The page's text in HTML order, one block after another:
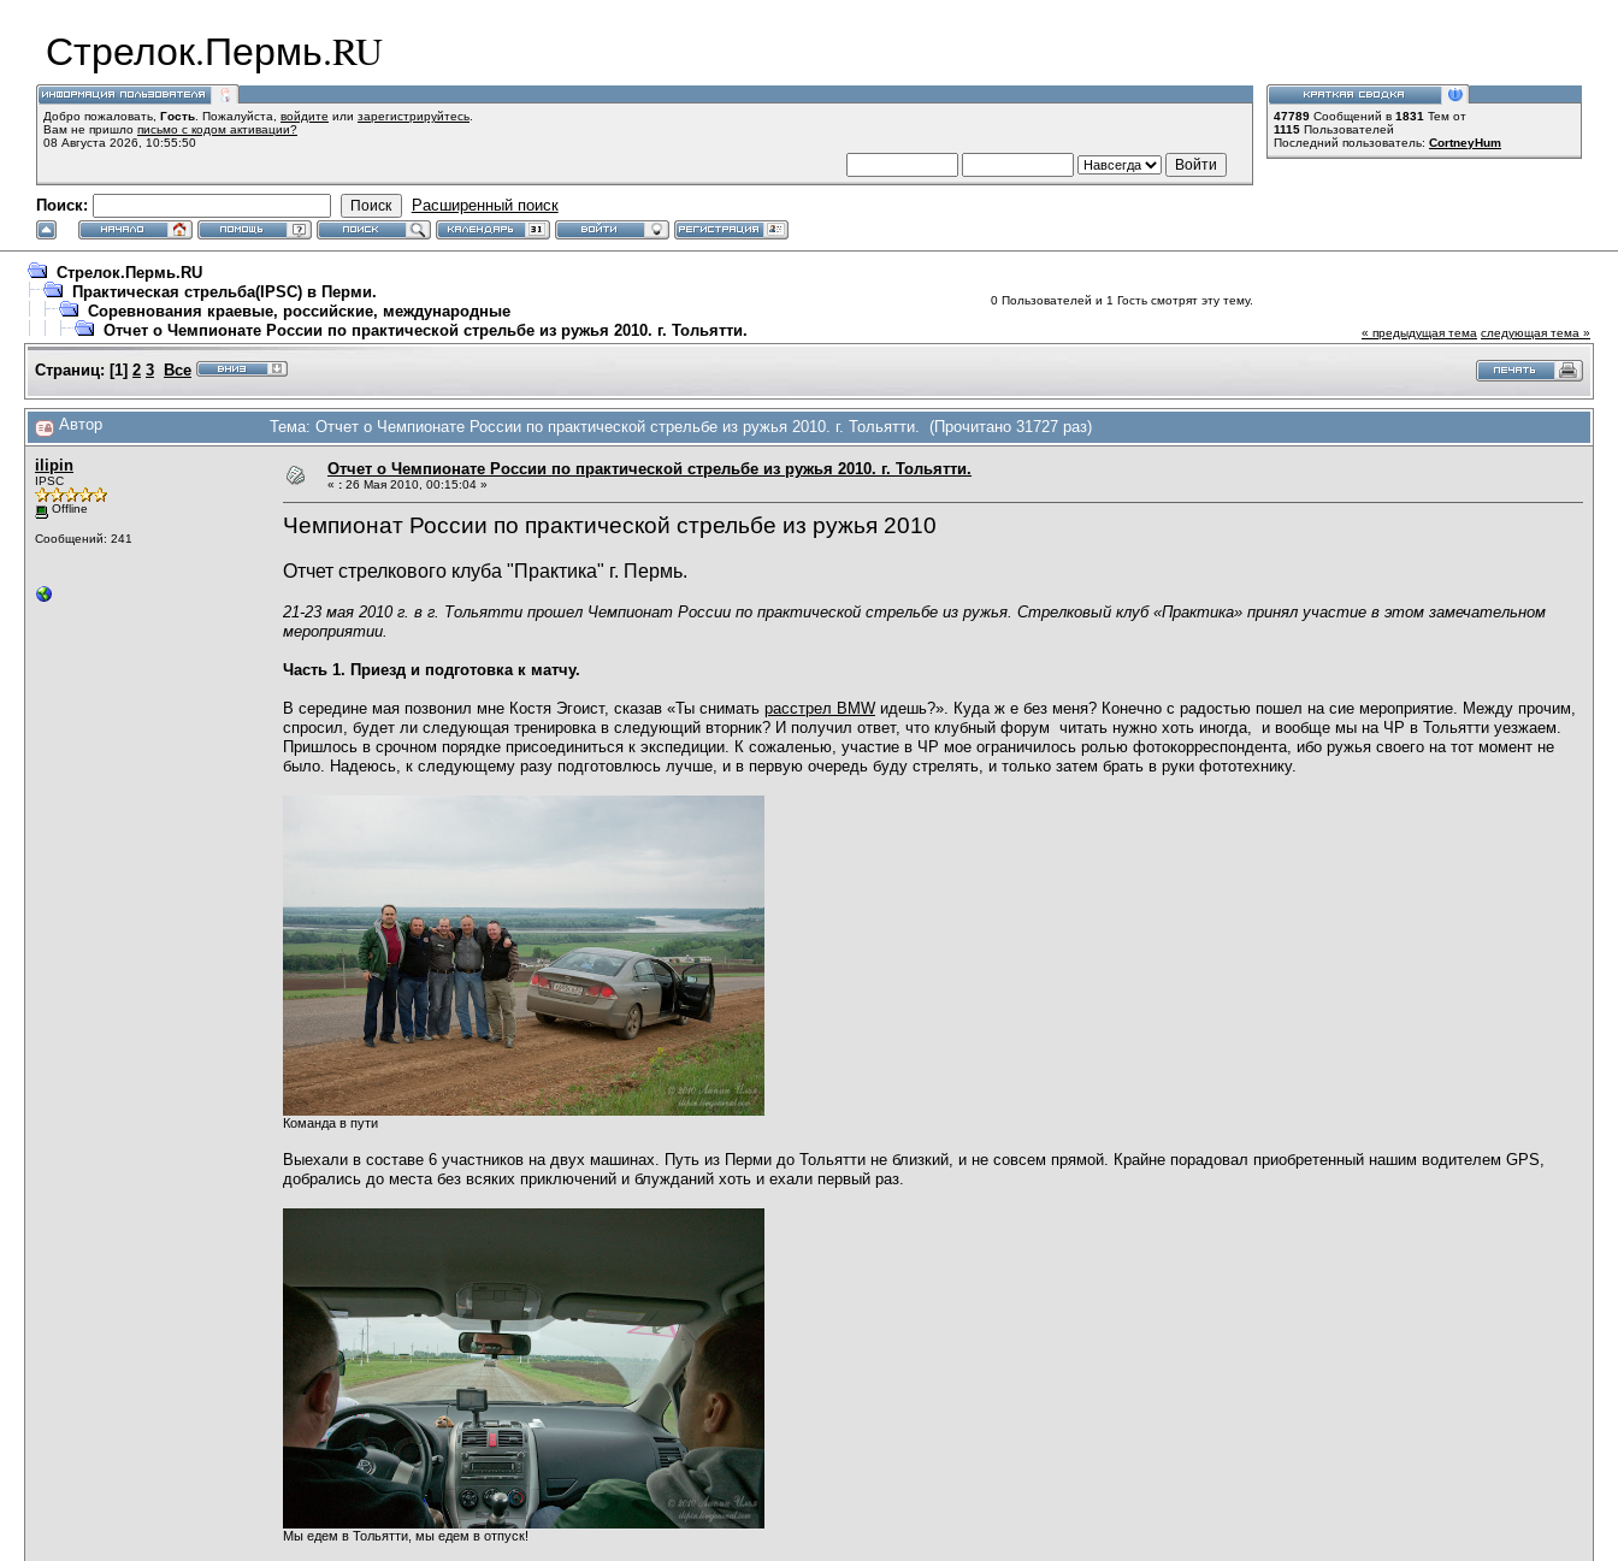
Стрелок.Пермь.RU
Добро пожаловать, Гость . Пожалуйста, войдите или зарегистрируйтесь
Вам не пришло письмо с кодом активации?
08 Августа 2026, 10:55:50
Поиск: Расширенный поиск
47789 Сообщений в 1831 Тем от
1115 Пользователей
Последний пользователь: CortneyHum
Стрелок.Пермь.RU
Практическая стрельба(IPSC) в Перми.
Соревнования краевые, российские, международные
Отчет о Чемпионате России по практической стрельбе из ружья 2010. г. Тольятти.
0 Пользователей и 1 Гость смотрят эту тему.
« предыдущая тема следующая тема »
Страниц: [1] 2 3 Все
Автор Тема: Отчет о Чемпионате России по практической стрельбе из ружья 2010. г. Тольятти. (Прочитано 31727 раз)
ilipin
IPSC
Offline
Сообщений: 241
Отчет о Чемпионате России по практической стрельбе из ружья 2010. г. Тольятти.
« : 26 Мая 2010, 00:15:04 »
Чемпионат России по практической стрельбе из ружья 2010
Отчет стрелкового клуба "Практика" г. Пермь.
21-23 мая 2010 г. в г. Тольятти прошел Чемпионат России по практической стрельбе из ружья. Стрелковый клуб «Практика» принял участие в этом замечательном
мероприятии.
Часть 1. Приезд и подготовка к матчу.
В середине мая позвонил мне Костя Эгоист, сказав «Ты снимать расстрел BMW идешь?». Куда ж е без меня? Конечно с радостью пошел на сие мероприятие. Между прочим,
спросил, будет ли следующая тренировка в следующий вторник? И получил ответ, что клубный форум читать нужно хоть иногда, и вообще мы на ЧР в Тольятти уезжаем.
Пришлось в срочном порядке присоединиться к экспедиции. К сожаленью, участие в ЧР мое ограничилось ролью фотокорреспондента, ибо ружья своего на тот момент не
было. Надеюсь, к следующему разу подготовлюсь лучше, и в первую очередь буду стрелять, и только затем брать в руки фототехнику.
Команда в пути
Выехали в составе 6 участников на двух машинах. Путь из Перми до Тольятти не близкий, и не совсем прямой. Крайне порадовал приобретенный нашим водителем GPS,
добрались до места без всяких приключений и блужданий хоть и ехали первый раз.
Мы едем в Тольятти, мы едем в отпуск!